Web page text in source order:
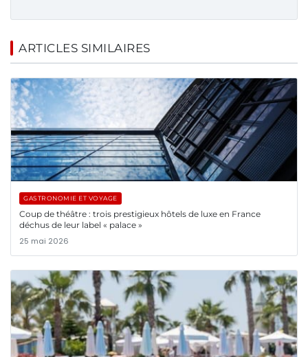
ARTICLES SIMILAIRES
GASTRONOMIE ET VOYAGE
Coup de théâtre : trois prestigieux hôtels de luxe en France
déchus de leur label « palace »
25 mai 2026